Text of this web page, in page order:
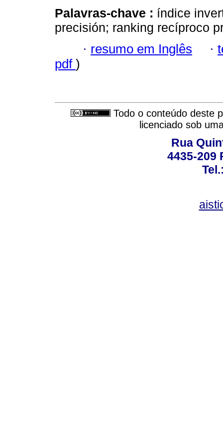
Palavras-chave : índice
precisión; ranking recíproco
· resumo em Inglês ·
pdf )
Todo o conteúdo deste
licenciado sob
Rua
4435-209